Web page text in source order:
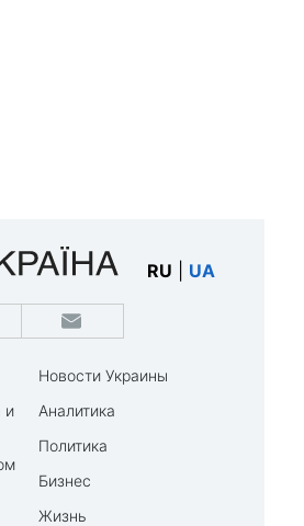
RU UA
и
Новости Украины
Аналитика
Политика
Бизнес
Жизнь